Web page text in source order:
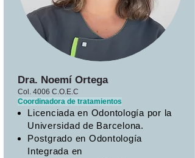
Dra. Noemí Ortega
Col. 4006 C.O.E.C
Coordinadora de tratamientos
Licenciada en Odontología por la
Universidad de Barcelona.
Postgrado en Odontología
Integrada en